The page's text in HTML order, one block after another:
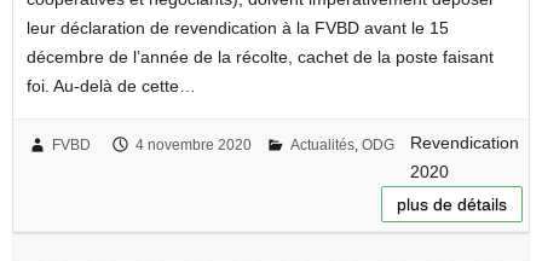
leur déclaration de revendication à la FVBD avant le 15
décembre de l’année de la récolte, cachet de la poste faisant
foi. Au-delà de cette…
FVBD 4 novembre 2020 Actualités, ODG
Revendication
2020
plus de détails